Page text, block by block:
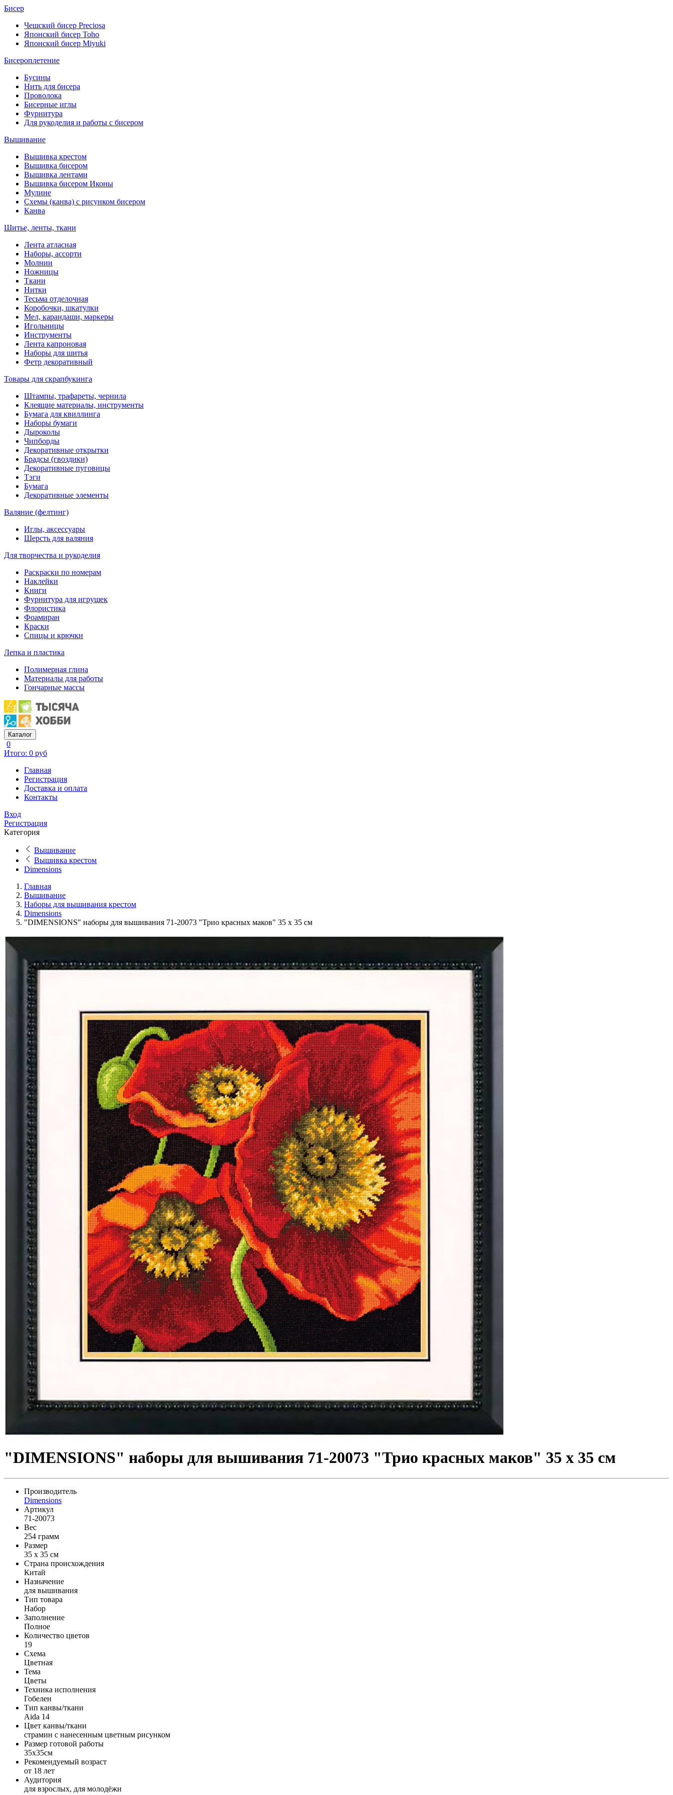
Бисер
Чешский бисер Preciosa
Японский бисер Toho
Японский бисер Miyuki
Бисероплетение
Бусины
Нить для бисера
Проволока
Бисерные иглы
Фурнитура
Для рукоделия и работы с бисером
Вышивание
Вышивка крестом
Вышивка бисером
Вышивка лентами
Вышивка бисером Иконы
Мулине
Схемы (канва) с рисунком бисером
Канва
Шитье, ленты, ткани
Лента атласная
Наборы, ассорти
Молнии
Ножницы
Ткани
Нитки
Тесьма отделочная
Коробочки, шкатулки
Мел, карандаши, маркеры
Игольницы
Инструменты
Лента капроновая
Наборы для шитья
Фетр декоративный
Товары для скрапбукинга
Штампы, трафареты, чернила
Клеящие материалы, инструменты
Бумага для квиллинга
Наборы бумаги
Дыроколы
Чипборды
Декоративные открытки
Брадсы (гвоздики)
Декоративные пуговицы
Тэги
Бумага
Декоративные элементы
Валяние (фелтинг)
Иглы, аксессуары
Шерсть для валяния
Для творчества и рукоделия
Раскраски по номерам
Наклейки
Книги
Фурнитура для игрушек
Флористика
Фоамиран
Краски
Спицы и крючки
Лепка и пластика
Полимерная глина
Материалы для работы
Гончарные массы
Каталог
0
Итого: 0 руб
Главная
Регистрация
Доставка и оплата
Контакты
Вход
Регистрация
Категория
Вышивание
Вышивка крестом
Dimensions
Главная
Вышивание
Наборы для вышивания крестом
Dimensions
"DIMENSIONS" наборы для вышивания 71-20073 "Трио красных маков" 35 x 35 см
"DIMENSIONS" наборы для вышивания 71-20073 "Трио красных маков" 35 x 35 см
Производитель
Dimensions
Артикул
71-20073
Вес
254 грамм
Размер
35 x 35 см
Страна происхождения
Китай
Назначение
для вышивания
Тип товара
Набор
Заполнение
Полное
Количество цветов
19
Схема
Цветная
Тема
Цветы
Техника исполнения
Гобелен
Тип канвы/ткани
Aida 14
Цвет канвы/ткани
страмин с нанесенным цветным рисунком
Размер готовой работы
35x35см
Рекомендуемый возраст
от 18 лет
Аудитория
для взрослых, для молодёжи